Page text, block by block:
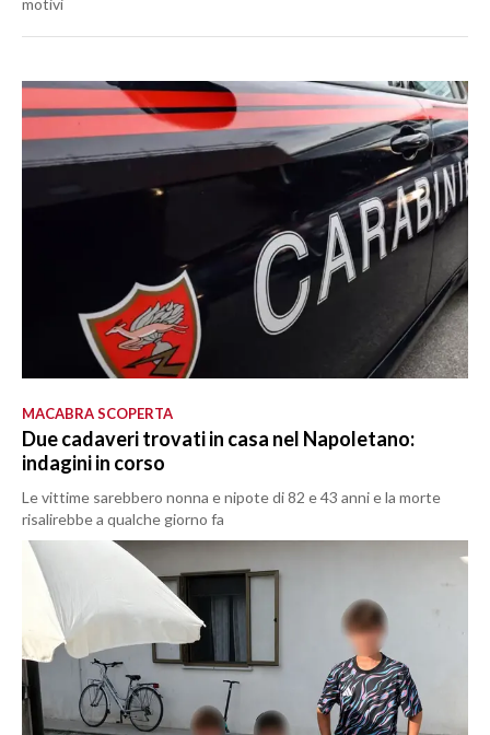
motivi
MACABRA SCOPERTA
Due cadaveri trovati in casa nel Napoletano:
indagini in corso
Le vittime sarebbero nonna e nipote di 82 e 43 anni e la morte
risalirebbe a qualche giorno fa